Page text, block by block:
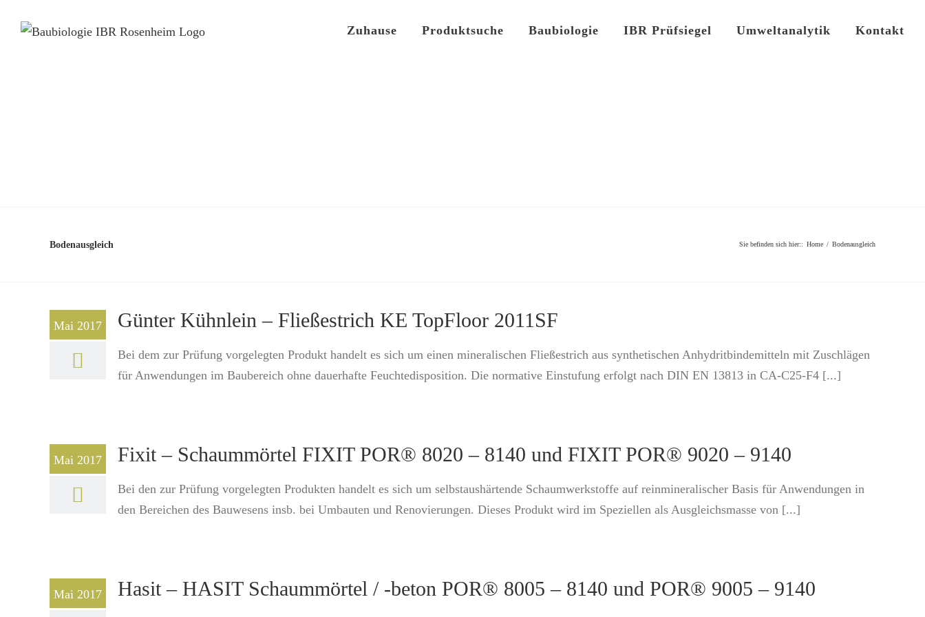
Zuhause Produktsuche Baubiologie IBR Prüfsiegel Umweltanalytik Kontakt
Bodenausgleich Sie befinden sich hier:: Home / Bodenausgleich
Mai 2017 Günter Kühnlein – Fließestrich KE TopFloor 2011SF
Bei dem zur Prüfung vorgelegten Produkt handelt es sich um einen mineralischen Fließestrich aus synthetischen Anhydritbindemitteln mit Zuschlägen
für Anwendungen im Baubereich ohne dauerhafte Feuchtedisposition. Die normative Einstufung erfolgt nach DIN EN 13813 in CA-C25-F4 [...]
Mai 2017 Fixit – Schaummörtel FIXIT POR® 8020 – 8140 und FIXIT POR® 9020 – 9140
Bei den zur Prüfung vorgelegten Produkten handelt es sich um selbstaushärtende Schaumwerkstoffe auf reinmineralischer Basis für Anwendungen in
den Bereichen des Bauwesens insb. bei Umbauten und Renovierungen. Dieses Produkt wird im Speziellen als Ausgleichsmasse von [...]
Mai 2017 Hasit – HASIT Schaummörtel / -beton POR® 8005 – 8140 und POR® 9005 – 9140